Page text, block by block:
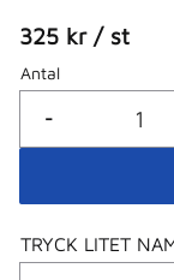
325 kr / st
Antal
-
TRYCK LITET